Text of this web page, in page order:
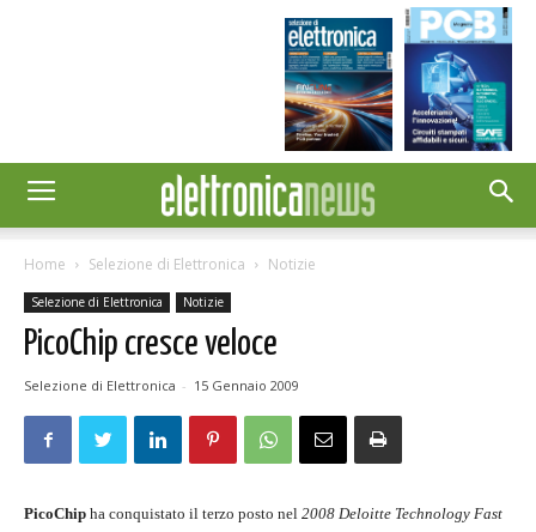
Home Selezione di Elettronica Notizie
Selezione di Elettronica Notizie
PicoChip cresce veloce
Selezione di Elettronica - 15 Gennaio 2009
PicoChip ha conquistato il terzo posto nel 2008 Deloitte Technology Fast